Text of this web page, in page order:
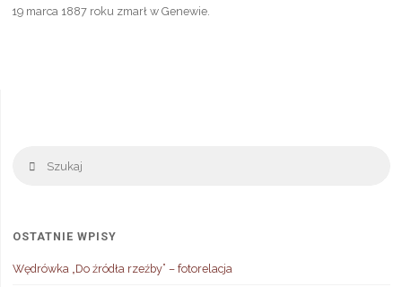
19 marca 1887 roku zmarł w Genewie.
Szukaj
OSTATNIE WPISY
Wędrówka „Do źródła rzeźby” – fotorelacja